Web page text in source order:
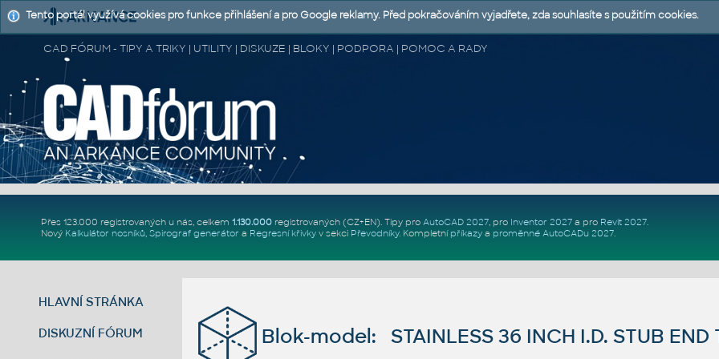
CAD FÓRUM - TIPY A TRIKY | UTILITY | DISKUZE | BLOKY | PODPORA | POMOC A RADY
Přes 123.000 registrovaných u nás, celkem 1.130.000registrovaných (CZ+EN). Tipy pro AutoCAD 2027, pro Inventor 2027a pro Revit 2027.
Nový Kalkulátor nosníků, Spirograf generátor a Regresní křivkyv sekci Převodníky. Kompletní příkazya proměnné AutoCADu 2027.
HLAVNÍ STRÁNKA
DISKUZNÍ FÓRUM Blok-model: STAINLESS 36 INCH I.D. STUB END
Tento portál využívá cookies pro funkce přihlášení a pro Google reklamy. Před pokračováním vyjadřete, zda souhlasíte s použitím cookies.